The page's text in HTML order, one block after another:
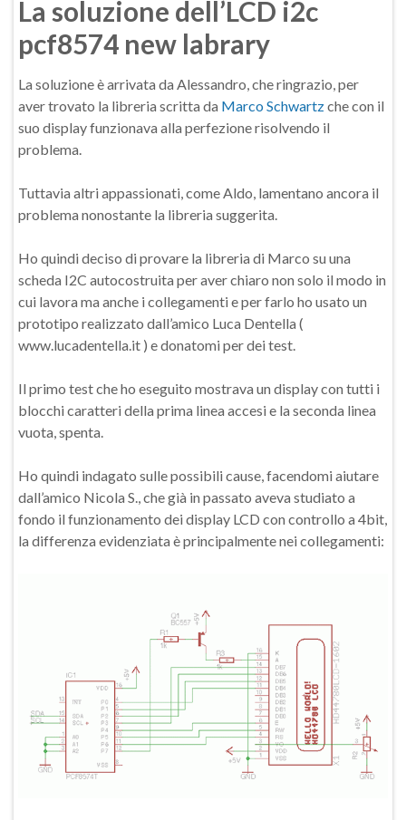
La soluzione dell’LCD i2c
pcf8574 new labrary
La soluzione è arrivata da Alessandro, che ringrazio, per
aver trovato la libreria scritta da Marco Schwartzche con il
suo display funzionava alla perfezione risolvendo il
problema.
Tuttavia altri appassionati, come Aldo, lamentano ancora il
problema nonostante la libreria suggerita.
Ho quindi deciso di provare la libreria di Marco su una
scheda I2C autocostruita per aver chiaro non solo il modo in
cui lavora ma anche i collegamenti e per farlo ho usato un
prototipo realizzato dall’amico Luca Dentella (
www.lucadentella.it ) e donatomi per dei test.
Il primo test che ho eseguito mostrava un display con tutti i
blocchi caratteri della prima linea accesi e la seconda linea
vuota, spenta.
Ho quindi indagato sulle possibili cause, facendomi aiutare
dall’amico Nicola S., che già in passato aveva studiato a
fondo il funzionamento dei display LCD con controllo a 4bit,
la differenza evidenziata è principalmente nei collegamenti: